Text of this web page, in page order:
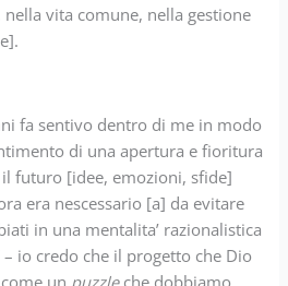
nella vita comune, nella gestione
fa sentivo dentro di me in modo
di una apertura e fioritura
futuro [idee, emozioni, sfide]
era nescessario [a] da evitare
in una mentalita’ razionalistica
– io credo che il progetto che Dio
un puzzleche dobbiamo